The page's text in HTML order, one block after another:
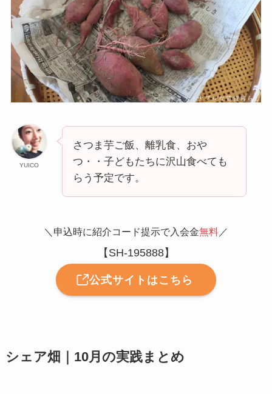
YUICO
さつま芋ご飯、離乳食、おや
つ・・子どもたちに沢山食べても
らう予定です。
＼申込時に紹介コード提示で入会金無料 ／
【SH-195888】
公式サイトはこちら
シェア畑｜10月の実践まとめ